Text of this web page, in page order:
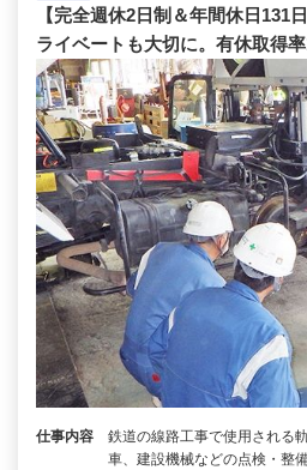
【完全週休2日制＆年間休日131
ライベートも大切に。有休取得率
仕事内容
鉄道の線路工事で使用される
車、建設機械などの点検・整